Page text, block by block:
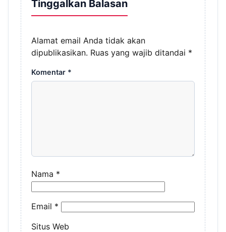
Tinggalkan Balasan
Alamat email Anda tidak akan
dipublikasikan. Ruas yang wajib ditandai *
Komentar *
Nama *
Email *
Situs Web